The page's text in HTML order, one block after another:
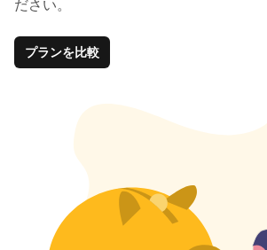
ださい。
プランを比較